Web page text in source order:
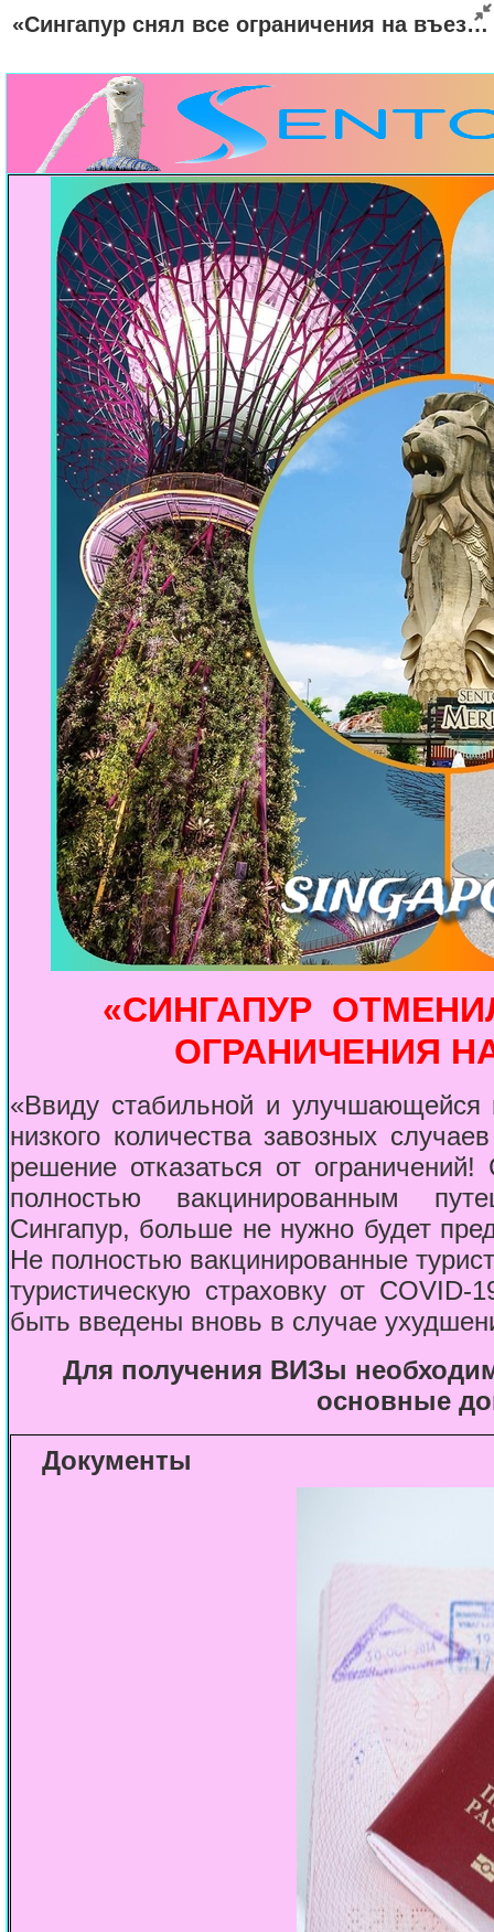
«Сингапур снял все ограничения на въезд»
«СИНГАПУР
ОГРАНИЧЕНИЯ
«Ввиду стабильной и улучшающейся
низкого количества завозных
решение отказаться от
полностью вакцинированным
Сингапур, больше не нужно будет
Не полностью вакцинированные
туристическую страховку от
быть введены вновь в случае
Для получения ВИЗы
основные
Документы